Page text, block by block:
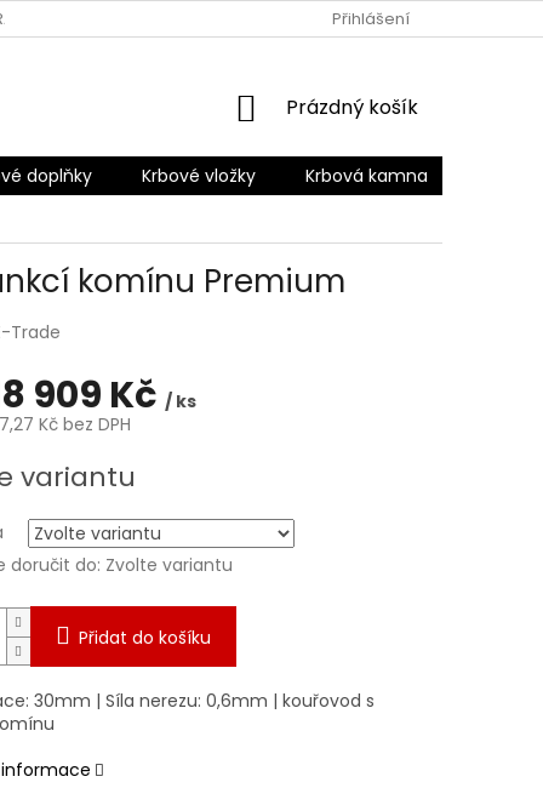
OSOBNÍCH ÚDAJŮ Přihlášení
NÁKUPNÍ
Prázdný košík
doplňky Krbové vložky Krbová kamna
komínu Premium
Trade
909 Kč / ks
Kčbez DPH
variantu
doručit do: Zvolte variantu
Přidat do košíku
30mm | Síla nerezu: 0,6mm | kouřovod s